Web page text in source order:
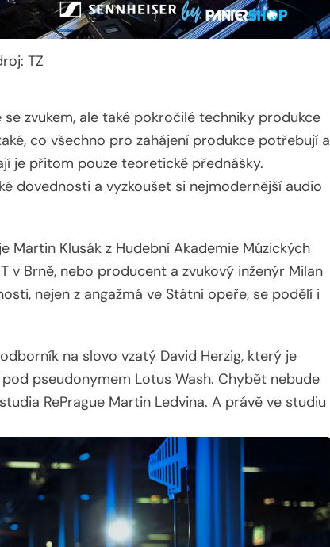
TZ
zvukem, ale také pokročilé techniky produkce
co všechno pro zahájení produkce potřebují a
je přitom pouze teoretické přednášky.
dovednosti a vyzkoušet si nejmodernější audio
Klusák z Hudební Akademie Múzických
v Brně, nebo producent a zvukový inženýr Milan
nejen z angažmá ve Státní opeře, se podělí i
na slovo vzatý David Herzig, který je
pseudonymem Lotus Wash. Chybět nebude
RePrague Martin Ledvina. A právě ve studiu